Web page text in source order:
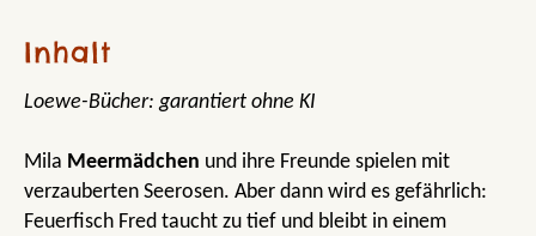
Inhalt
Loewe-Bücher: garantiert ohne KI
Mila Meermädchen und ihre Freunde spielen mit
verzauberten Seerosen. Aber dann wird es gefährlich:
Feuerfisch Fred taucht zu tief und bleibt in einem